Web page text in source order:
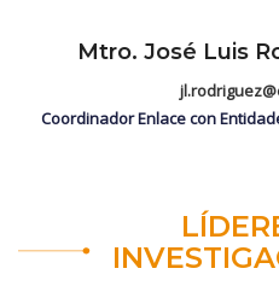
Mtro. José Luis
Coordinador Enlace con